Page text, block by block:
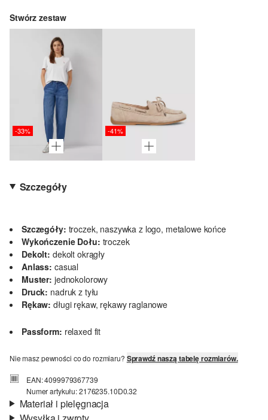
Stwórz zestaw
-33% -41%
Szczegóły
Szczegóły: troczek, naszywka z logo, metalowe końce
Wykończenie Dołu: troczek
Dekolt: dekolt okrągły
Anlass: casual
Muster: jednokolorowy
Druck: nadruk z tyłu
Rękaw: długi rękaw, rękawy raglanowe
Passform: relaxed fit
Nie masz pewności co do rozmiaru? Sprawdź naszą tabelę rozmiarów.
EAN: 4099979367739
Numer artykułu: 2176235.10D0.32
Materiał i pielęgnacja